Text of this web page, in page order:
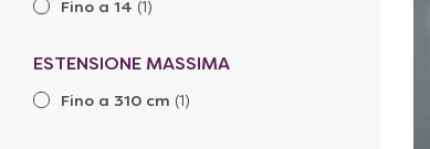
Fino a 14 (1)
ESTENSIONE MASSIMA
Fino a 310 cm (1)